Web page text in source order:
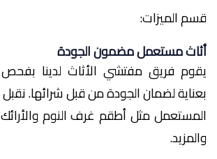
قسم الميزات:
أثاث مستعمل مضمون الجودة
يقوم فريق مفتشي الأثاث لدينا
بعناية لضمان الجودة من قبل شرائها. نقبل
المستعمل مثل أطقم غرف النوم
والمزيد.